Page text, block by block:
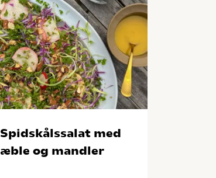
Spidskålssalat med
æble og mandler